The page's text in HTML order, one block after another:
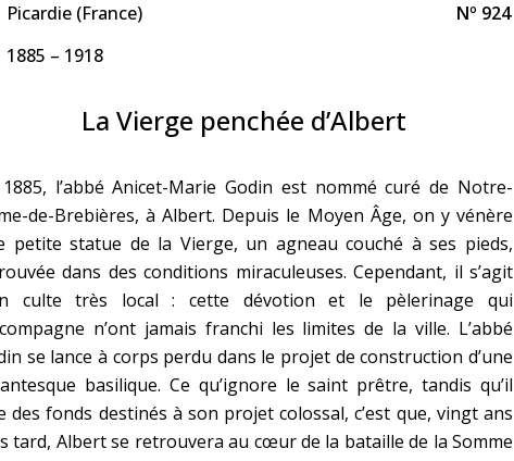
Picardie (France)
Nº 924
1885 – 1918
La Vierge penchée d’Albert
l’abbé Anicet-Marie Godin est nommé curé de Notre-
de-Brebières, à Albert. Depuis le Moyen Âge, on y vénère
petite statue de la Vierge, un agneau couché à ses pieds,
dans des conditions miraculeuses. Cependant, il s’agit
culte très local : cette dévotion et le pèlerinage qui
n’ont jamais franchi les limites de la ville. L’abbé
se lance à corps perdu dans le projet de construction d’une
basilique. Ce qu’ignore le saint prêtre, tandis qu’il
des fonds destinés à son projet colossal, c’est que, vingt ans
tard, Albert se retrouvera au cœur de la bataille de la Somme